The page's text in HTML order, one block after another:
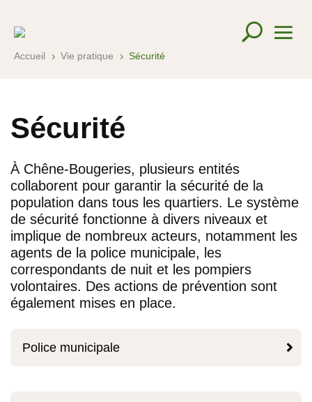
Accueil 5 Vie pratique 5 Sécurité
Sécurité
À Chêne-Bougeries, plusieurs entités
collaborent pour garantir la sécurité de la
population dans tous les quartiers. Le système
de sécurité fonctionne à divers niveaux et
implique de nombreux acteurs, notamment les
agents de la police municipale, les
correspondants de nuit et les pompiers
volontaires. Des actions de prévention sont
également mises en place.

Police municipale